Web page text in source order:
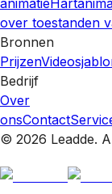
over toestanden
Bronnen
Prijzen
Bedrijf
Over
onsContact
© 2026 Leadde.